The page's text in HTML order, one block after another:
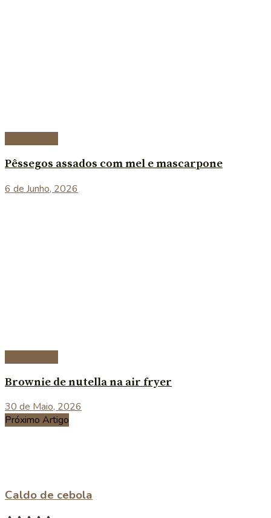
Pêssegos assados com mel e mascarpone
6 de Junho, 2026
Brownie de nutella na air fryer
30 de Maio, 2026
Próximo Artigo
Caldo de cebola